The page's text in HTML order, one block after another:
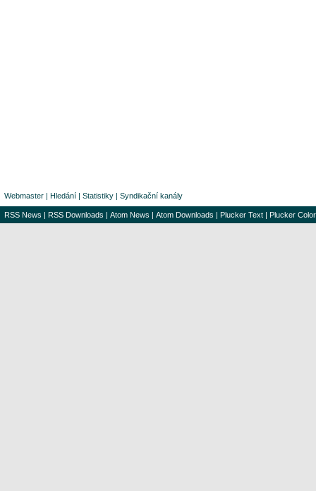
Webmaster | Hledání | Statistiky | Syndikační kanály
RSS News | RSS Downloads | Atom News | Atom Downloads | Plucker Text | Plucker Color